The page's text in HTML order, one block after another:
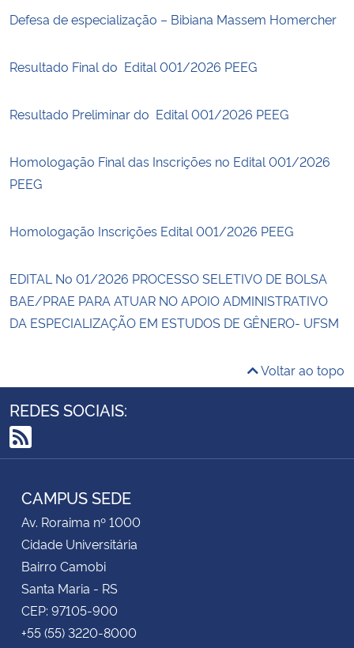
Defesa de especialização – Bibiana Massem Homercher
Resultado Final do Edital 001/2026 PEEG
Resultado Preliminar do Edital 001/2026 PEEG
Homologação Final das Inscrições no Edital 001/2026
PEEG
Homologação Inscrições Edital 001/2026 PEEG
EDITAL No 01/2026 PROCESSO SELETIVO DE BOLSA
BAE/PRAE PARA ATUAR NO APOIO ADMINISTRATIVO
DA ESPECIALIZAÇÃO EM ESTUDOS DE GÊNERO- UFSM
Voltar ao topo
REDES SOCIAIS:
RSS
CAMPUS SEDE
Av. Roraima nº 1000
Cidade Universitária
Bairro Camobi
Santa Maria - RS
CEP: 97105-900
+55 (55) 3220-8000